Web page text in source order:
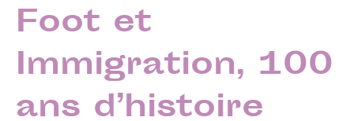
Foot et
Immigration, 100
ans d’histoire